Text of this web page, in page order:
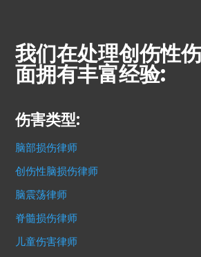
我们在处理创伤性
面拥有丰富经验:
伤害类型:
脑部损伤律师
创伤性脑损伤律师
脑震荡律师
脊髓损伤律师
儿童伤害律师